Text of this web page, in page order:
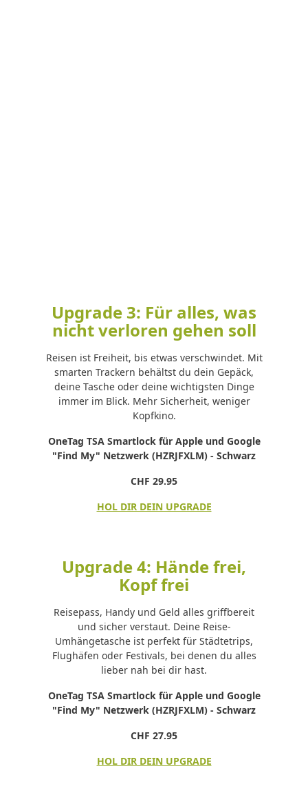
Upgrade 3: Für alles, was
nicht verloren gehen soll
Reisen ist Freiheit, bis etwas verschwindet. Mit
smarten Trackern behältst du dein Gepäck,
deine Tasche oder deine wichtigsten Dinge
immer im Blick. Mehr Sicherheit, weniger
Kopfkino.
OneTag TSA Smartlock für Apple und Google
"Find My" Netzwerk (HZRJFXLM) - Schwarz
CHF 29.95
HOL DIR DEIN UPGRADE
Upgrade 4: Hände frei,
Kopf frei
Reisepass, Handy und Geld alles griffbereit
und sicher verstaut. Deine Reise-
Umhängetasche ist perfekt für Städtetrips,
Flughäfen oder Festivals, bei denen du alles
lieber nah bei dir hast.
OneTag TSA Smartlock für Apple und Google
"Find My" Netzwerk (HZRJFXLM) - Schwarz
CHF 27.95
HOL DIR DEIN UPGRADE